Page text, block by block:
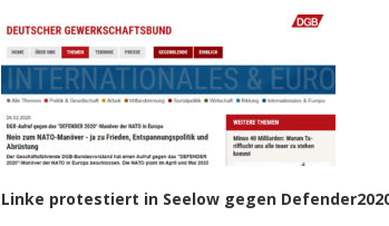
Linke protestiert in Seelow gegen